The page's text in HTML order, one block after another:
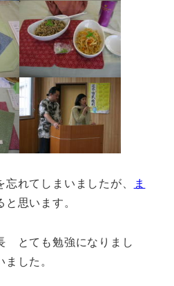
れてしまいましたが、
ま
思います。
とても勉強になりまし
した。